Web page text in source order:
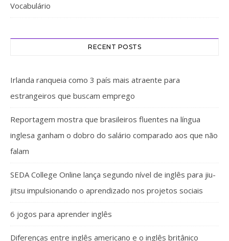
Vocabulário
RECENT POSTS
Irlanda ranqueia como 3 país mais atraente para
estrangeiros que buscam emprego
Reportagem mostra que brasileiros fluentes na língua
inglesa ganham o dobro do salário comparado aos que não
falam
SEDA College Online lança segundo nível de inglês para jiu-
jitsu impulsionando o aprendizado nos projetos sociais
6 jogos para aprender inglês
Diferenças entre inglês americano e o inglês britânico